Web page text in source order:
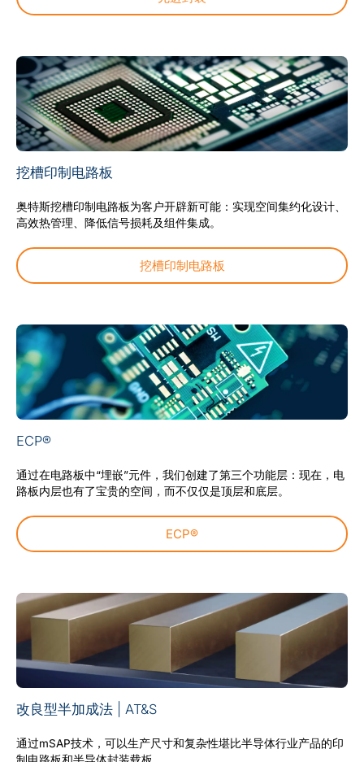
挖槽印制电路板
奥特斯挖槽印制电路板为客户开辟新可能：实现空间集约化设计、
高效热管理、降低信号损耗及组件集成。
挖槽印制电路板
ECP®
通过在电路板中“埋嵌”元件，我们创建了第三个功能层：现在，电
路板内层也有了宝贵的空间，而不仅仅是顶层和底层。
ECP®
改良型半加成法 | AT&S
通过mSAP技术，可以生产尺寸和复杂性堪比半导体行业产品的印
制电路板和半导体封装载板。